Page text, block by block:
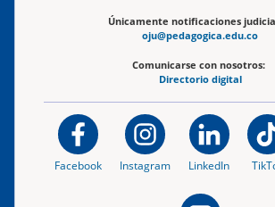
Únicamente notificaciones
oju@pedagogica.edu.co
Comunicarse con nosotros:
Directorio digital
Facebook Instagram LinkedIn